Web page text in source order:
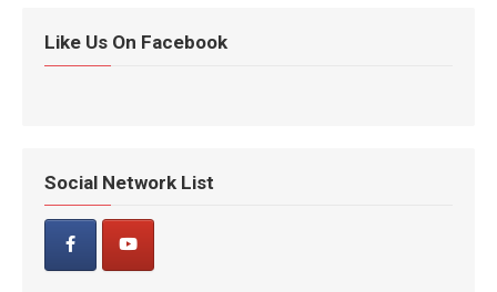
Like Us On Facebook
Social Network List